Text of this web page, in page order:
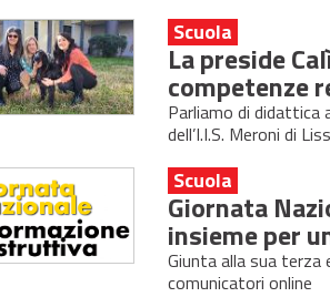
Scuola
La preside
competenze
Parliamo di didattica
dell’I.I.S. Meroni di
Scuola
Giornata
insieme per
Giunta alla sua terza
comunicatori online